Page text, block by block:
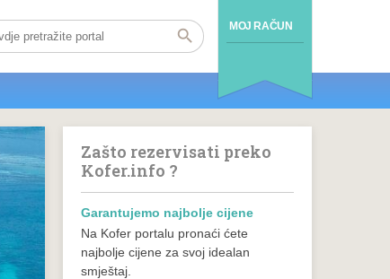
MOJ RAČUN
Zašto rezervisati preko
Kofer.info ?
Garantujemo najbolje cijene
Na Kofer portalu pronaći ćete
najbolje cijene za svoj idealan
smještaj.